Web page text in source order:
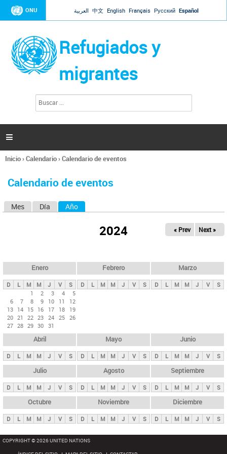
Jump to navigation
ONU العربية 中文 English Français Русский Español
Refugiados y
migrantes
l
d
s

Se
usted
Inicio›Calendario›Calendario de eventos
Calendario de eventos
s
p
n
i
p
a
l
s
Mes Día Año
2024 « Prev Next »
Enero
D L M M J V
S
1
2 3 4
5
6
7 8 9 10 11
12
13 14 15 16 17 18
19
20 21 22 23 24 25 26
27 28 29 30 31
Febrero
D L M M J V S
Marzo
D L M M J V S
Abril
D L M M J V S
Mayo
D L M M J V S
Junio
D L M M J V S
Julio
D L M M J V S
Agosto
D L M M J V S
Septiembre
D L M M J V S
Octubre
D L M M J V S
Noviembre
D L M M J V S
Diciembre
D L M M J V S
COPYRIGHT © 2026 UNITED NATIONS